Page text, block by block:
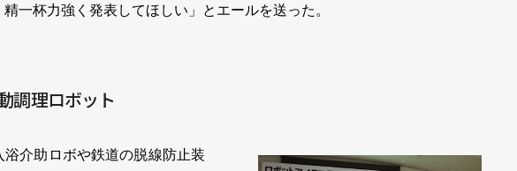
一杯力強く発表してほしい」とエールを送った。
調理ロボット
介助ロボや鉄道の脱線防止装